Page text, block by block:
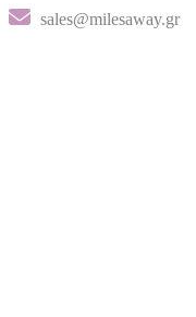
sales@milesaway.gr